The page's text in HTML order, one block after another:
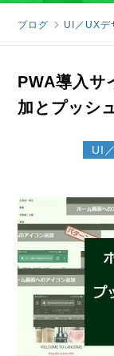
ブログ UI／UXデ
PWA導入サ
加とプッシ
UI